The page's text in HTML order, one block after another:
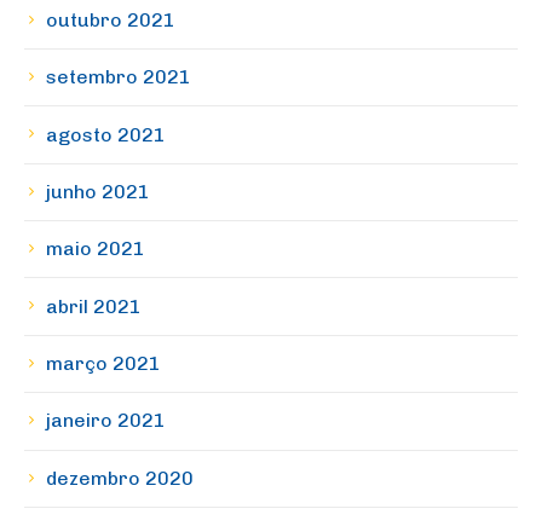
outubro 2021
setembro 2021
agosto 2021
junho 2021
maio 2021
abril 2021
março 2021
janeiro 2021
dezembro 2020